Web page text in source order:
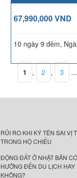
67,990,000 VND
10 ngày 9 đêm,
1 , 2 , 3 ...
RỦI RO KHI KÝ TÊN SAI VỊ
TRONG HỘ CHIẾU
ĐỘNG ĐẤT Ở NHẬT BẢN
HƯỞNG ĐẾN DU LỊCH HAY
KHÔNG?